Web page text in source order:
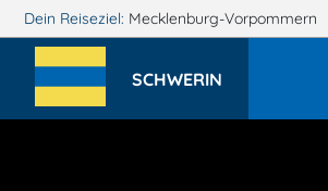
Dein Reiseziel: Mecklenburg-Vorpommern
SCHWERIN